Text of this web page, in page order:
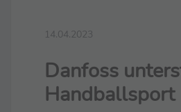
14.04.2023
Danfoss
Handballsport